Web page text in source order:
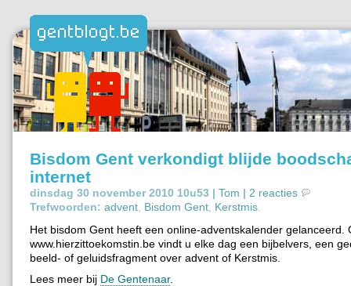
Bisdom Gent verkondigt blijde
internet
dinsdag 30 november 2010 10u53 | Tom | 2 reacties
Trefwoorden: advent Bisdom Gent Kerstmis
Het bisdom Gent heeft een online-adventskalender gelanceerd.
www.hierzittoekomstin.be vindt u elke dag een bijbelvers, een
beeld- of geluidsfragment over advent of Kerstmis.
Lees meer bij De Gentenaar.